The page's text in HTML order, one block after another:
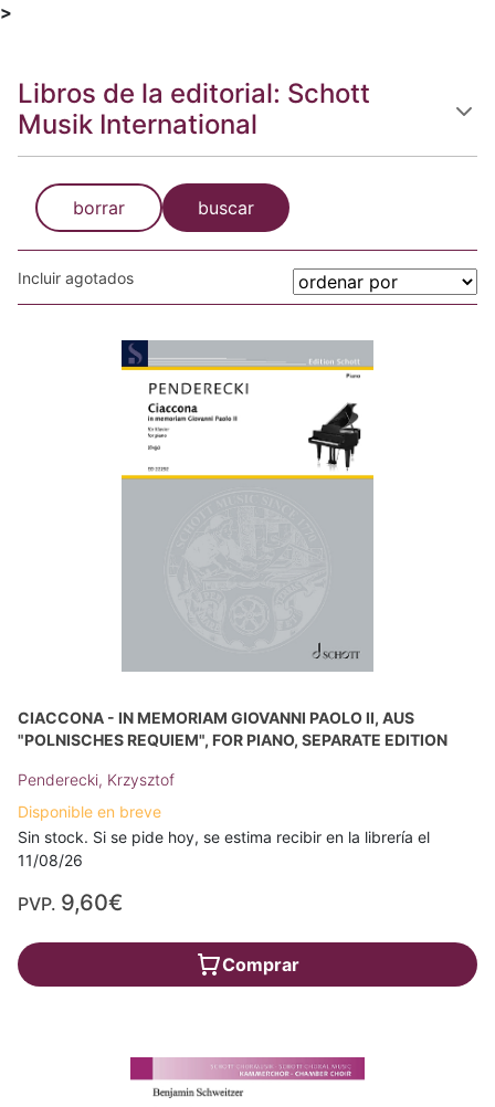
>
Libros de la editorial: Schott
Musik International
borrar buscar
Incluir agotados
CIACCONA - IN MEMORIAM GIOVANNI PAOLO II, AUS
"POLNISCHES REQUIEM", FOR PIANO, SEPARATE EDITION
Penderecki, Krzysztof
Disponible en breve
Sin stock. Si se pide hoy, se estima recibir en la librería el
11/08/26
PVP. 9,60€
Comprar